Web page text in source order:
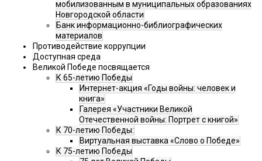
мобилизованным в муниципальных образованиях
Новгородской области
Банк информационно-библиографических
материалов
Противодействие коррупции
Доступная среда
Великой Победе посвящается
К 65-летию Победы
Интернет-акция «Годы войны: человек и
книга»
Галерея «Участники Великой
Отечественной войны: Портрет с книгой»
К 70-летию Победы:
Виртуальная выставка «Слово о Победе»
К 75-летию Победы